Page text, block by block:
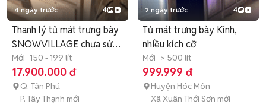
4 ngày trước 4
Thanh lý tủ mát trưng bày
SNOWVILLAGE chưa sử
dụng
Mới 150 - 199 lít
17.900.000 đ
Q. Tân Phú
P. Tây Thạnh mới
2 ngày trước 4
Tủ mát trưng bày Kính,
nhiều kích cỡ
Mới > 500 lít
999.999 đ
Huyện Hóc Môn
Xã Xuân Thới Sơn mới